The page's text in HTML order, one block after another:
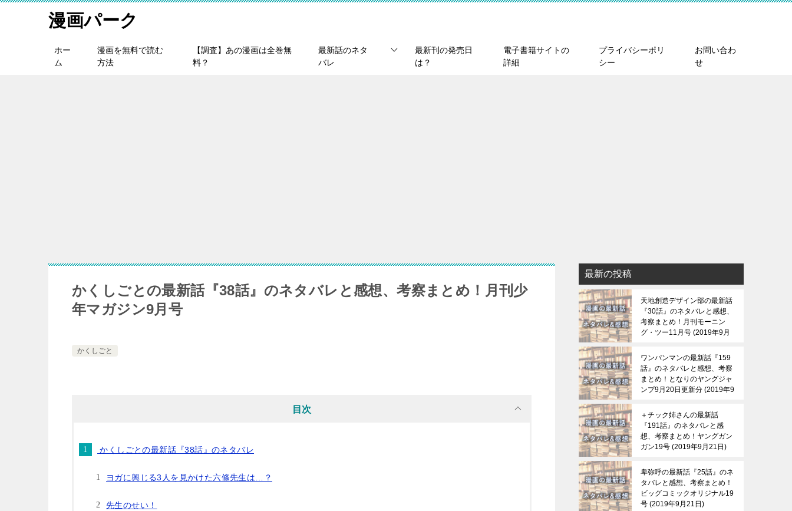
漫画パーク
ホー
ム
漫画を無料で読む
方法
【調査】あの漫画は全巻無
料？
最新話のネタ
バレ
最新刊の発売日
は？
電子書籍サイトの
詳細
プライバシーポリ
シー
お問い合わ
せ
かくしごとの最新話『38話』のネタバレと感想、考察まとめ！月刊少
年マガジン9月号
かくしごと
目次
かくしごとの最新話『38話』のネタバレ
ヨガに興じる3人を見かけた六條先生は…？
先生のせい！
最新の投稿
天地創造デザイン部の最新話
『30話』のネタバレと感想、
考察まとめ！月刊モーニン
グ・ツー11月号 2019年9月
ワンパンマンの最新話『159
話』のネタバレと感想、考察
まとめ！となりのヤングジャ
ンプ9月20日更新分 2019年9
＋チック姉さんの最新話
『191話』のネタバレと感
想、考察まとめ！ヤングガン
ガン19号 2019年9月21日
卑弥呼の最新話『25話』のネ
タバレと感想、考察まとめ！
ビッグコミックオリジナル19
号 2019年9月21日